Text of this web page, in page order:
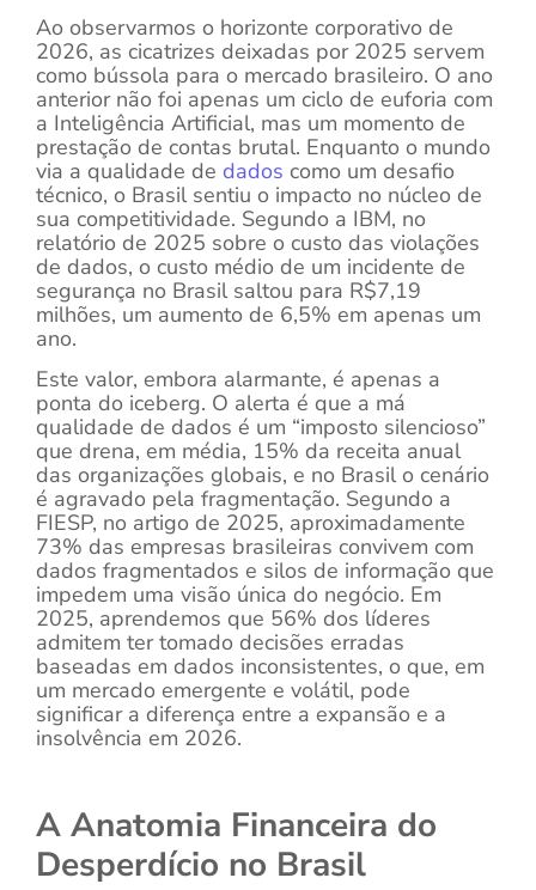
Ao observarmos o horizonte corporativo de
2026, as cicatrizes deixadas por 2025 servem
como bússola para o mercado brasileiro. O ano
anterior não foi apenas um ciclo de euforia com
a Inteligência Artificial, mas um momento de
prestação de contas brutal. Enquanto o mundo
via a qualidade de dados como um desafio
técnico, o Brasil sentiu o impacto no núcleo de
sua competitividade. Segundo a IBM, no
relatório de 2025 sobre o custo das violações
de dados, o custo médio de um incidente de
segurança no Brasil saltou para R$7,19
milhões, um aumento de 6,5% em apenas um
ano.
Este valor, embora alarmante, é apenas a
ponta do iceberg. O alerta é que a má
qualidade de dados é um “imposto silencioso”
que drena, em média, 15% da receita anual
das organizações globais, e no Brasil o cenário
é agravado pela fragmentação. Segundo a
FIESP, no artigo de 2025, aproximadamente
73% das empresas brasileiras convivem com
dados fragmentados e silos de informação que
impedem uma visão única do negócio. Em
2025, aprendemos que 56% dos líderes
admitem ter tomado decisões erradas
baseadas em dados inconsistentes, o que, em
um mercado emergente e volátil, pode
significar a diferença entre a expansão e a
insolvência em 2026.
A Anatomia Financeira do
Desperdício no Brasil